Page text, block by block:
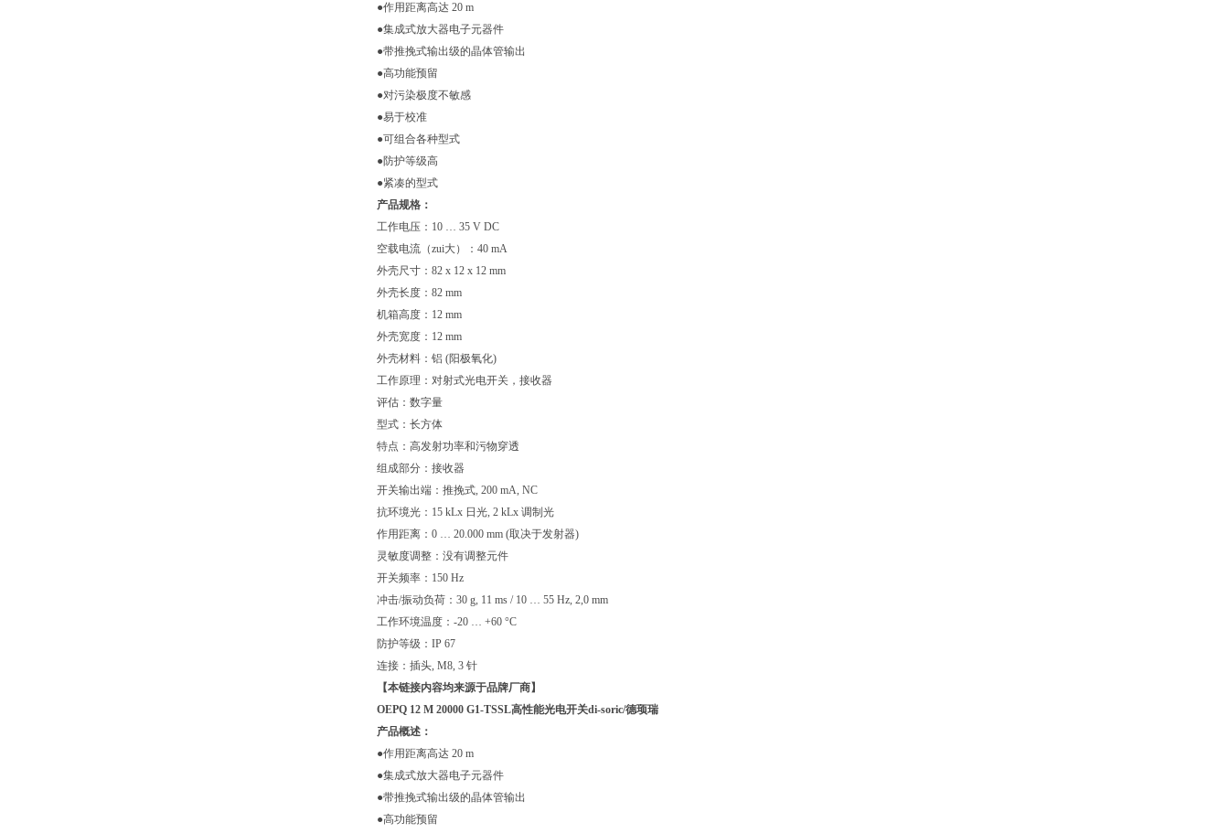
●作用距离高达 20 m
●集成式放大器电子元器件
●带推挽式输出级的晶体管输出
●高功能预留
●对污染极度不敏感
●易于校准
●可组合各种型式
●防护等级高
●紧凑的型式
产品规格：
工作电压：10 … 35 V DC
空载电流（zui大）：40 mA
外壳尺寸：82 x 12 x 12 mm
外壳长度：82 mm
机箱高度：12 mm
外壳宽度：12 mm
外壳材料：铝 (阳极氧化)
工作原理：对射式光电开关，接收器
评估：数字量
型式：长方体
特点：高发射功率和污物穿透
组成部分：接收器
开关输出端：推挽式, 200 mA, NC
抗环境光：15 kLx 日光, 2 kLx 调制光
作用距离：0 … 20.000 mm (取决于发射器)
灵敏度调整：没有调整元件
开关频率：150 Hz
冲击/振动负荷：30 g, 11 ms / 10 … 55 Hz, 2,0 mm
工作环境温度：-20 … +60 °C
防护等级：IP 67
连接：插头, M8, 3 针
【本链接内容均来源于品牌厂商】
OEPQ 12 M 20000 G1-TSSL高性能光电开关di-soric/德顼瑞
产品概述：
●作用距离高达 20 m
●集成式放大器电子元器件
●带推挽式输出级的晶体管输出
●高功能预留